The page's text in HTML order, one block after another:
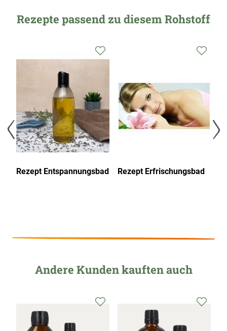
Rezepte passend zu diesem Rohstoff
Rezept Entspannungsbad
hinzufügen
Rezept Erfrischungsbad
Andere Kunden kauften auch